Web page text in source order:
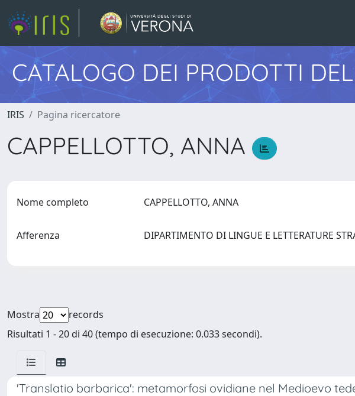
CATALOGO DEI PRODOTTI
IRIS Pagina ricercatore
CAPPELLOTTO, ANNA
Nome completo CAPPELLOTTO, ANNA
Afferenza DIPARTIMENTO DI LINGUE E LETTERATURE
Mostra
records
Risultati 1 - 20 di 40 (tempo di esecuzione: 0.033 secondi).
'Translatio barbarica': metamorfosi ovidiane nel Medioevo